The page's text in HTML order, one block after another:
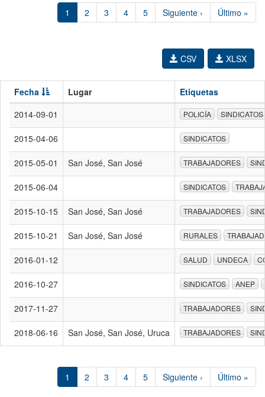
1 2 3 4 5 Siguiente › Último »
XLSX
CSV
Fecha Lugar
Etiquetas
2014-09-01
POLICÍA SINDICATOS
2015-04-06 SINDICATOS
2015-05-01 San José, San José TRABAJADORES
2015-06-04 SINDICATOS
2015-10-15 San José, San José TRABAJADORES
2015-10-21 San José, San José RURALES
2016-01-12 SALUD UNDECA
2016-10-27 SINDICATOS ANEP
2017-11-27 TRABAJADORES
2018-06-16 San José, San José, Uruca TRABAJADORES
1 2 3 4 5 Siguiente › Último »